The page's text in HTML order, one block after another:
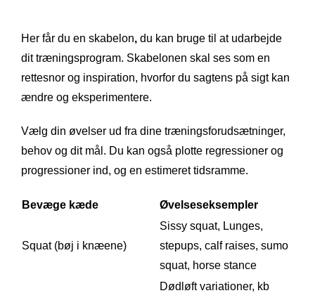
Her får du en skabelon, du kan bruge til at udarbejde
dit træningsprogram. Skabelonen skal ses som en
rettesnor og inspiration, hvorfor du sagtens på sigt kan
ændre og eksperimentere.
Vælg din øvelser ud fra dine træningsforudsætninger,
behov og dit mål. Du kan også plotte regressioner og
progressioner ind, og en estimeret tidsramme.
Bevæge kæde Øvelseseksempler
Squat (bøj i knæene)
Sissy squat, Lunges,
stepups, calf raises, sumo
squat, horse stance
Dødløft variationer, kb